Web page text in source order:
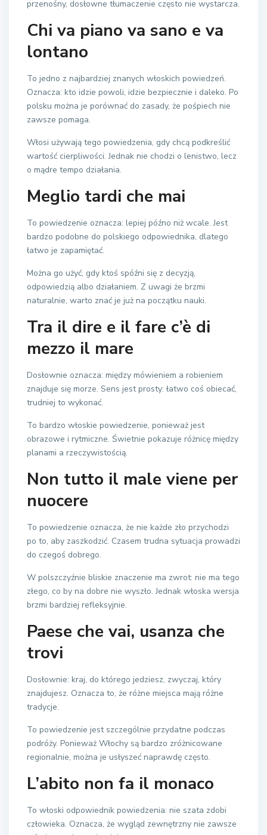
przenośny, dosłowne tłumaczenie często nie wystarcza.
Chi va piano va sano e va
lontano
To jedno z najbardziej znanych włoskich powiedzeń.
Oznacza: kto idzie powoli, idzie bezpiecznie i daleko. Po
polsku można je porównać do zasady, że pośpiech nie
zawsze pomaga.
Włosi używają tego powiedzenia, gdy chcą podkreślić
wartość cierpliwości. Jednak nie chodzi o lenistwo, lecz
o mądre tempo działania.
Meglio tardi che mai
To powiedzenie oznacza: lepiej późno niż wcale. Jest
bardzo podobne do polskiego odpowiednika, dlatego
łatwo je zapamiętać.
Można go użyć, gdy ktoś spóźni się z decyzją,
odpowiedzią albo działaniem. Z uwagi że brzmi
naturalnie, warto znać je już na początku nauki.
Tra il dire e il fare c’è di
mezzo il mare
Dosłownie oznacza: między mówieniem a robieniem
znajduje się morze. Sens jest prosty: łatwo coś obiecać,
trudniej to wykonać.
To bardzo włoskie powiedzenie, ponieważ jest
obrazowe i rytmiczne. Świetnie pokazuje różnicę między
planami a rzeczywistością.
Non tutto il male viene per
nuocere
To powiedzenie oznacza, że nie każde zło przychodzi
po to, aby zaszkodzić. Czasem trudna sytuacja prowadzi
do czegoś dobrego.
W polszczyźnie bliskie znaczenie ma zwrot: nie ma tego
złego, co by na dobre nie wyszło. Jednak włoska wersja
brzmi bardziej refleksyjnie.
Paese che vai, usanza che
trovi
Dosłownie: kraj, do którego jedziesz, zwyczaj, który
znajdujesz. Oznacza to, że różne miejsca mają różne
tradycje.
To powiedzenie jest szczególnie przydatne podczas
podróży. Ponieważ Włochy są bardzo zróżnicowane
regionalnie, można je usłyszeć naprawdę często.
L’abito non fa il monaco
To włoski odpowiednik powiedzenia: nie szata zdobi
człowieka. Oznacza, że wygląd zewnętrzny nie zawsze